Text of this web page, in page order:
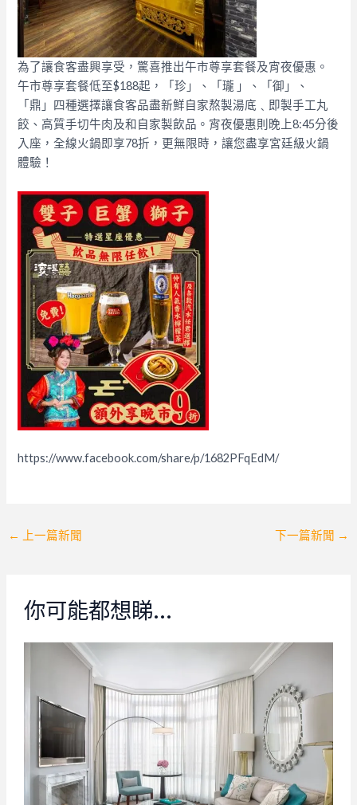
為了讓食客盡興享受，驚喜推出午市尊享套餐及宵夜優惠。
午市尊享套餐低至$188起，「珍」、「瓏 」、「御」、
「鼎」四種選擇讓食客品盡新鮮自家熬製湯底﹑即製手工丸
餃、高質手切牛肉及和自家製飲品。宵夜優惠則晚上8:45分後
入座，全線火鍋即享78折，更無限時，讓您盡享宮廷級火鍋
體驗！
https://www.facebook.com/share/p/1682PFqEdM/
Post
← 上一篇新聞 下一篇新聞 →
你可能都想睇…